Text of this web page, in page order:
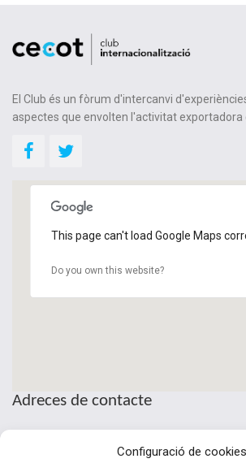
Configuració de cookies
El Club és un fòrum d'intercanvi
aspectes que envolten l'activitat exportadora
This page can't load Google Maps
Do you own this website?
Adreces de contacte